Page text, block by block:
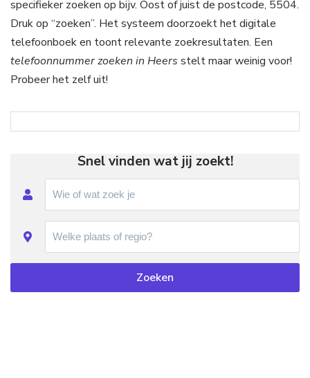
specifieker zoeken op bijv. Oost of juist de postcode, 5504.
Druk op “zoeken”. Het systeem doorzoekt het digitale
telefoonboek en toont relevante zoekresultaten. Een
telefoonnummer zoeken in Heers stelt maar weinig voor!
Probeer het zelf uit!
Snel vinden wat jij zoekt!